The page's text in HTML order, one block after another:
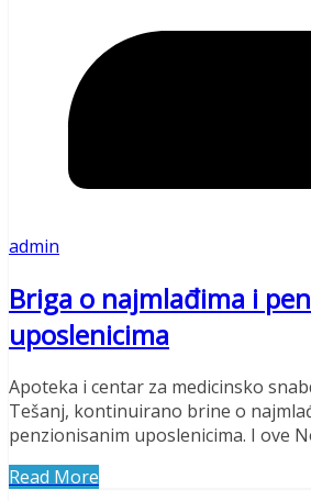
admin
Briga o najmlađima i
uposlenicima
Apoteka i centar za medicinsko
Tešanj, kontinuirano brine o
penzionisanim uposlenicima. I ove
Read More